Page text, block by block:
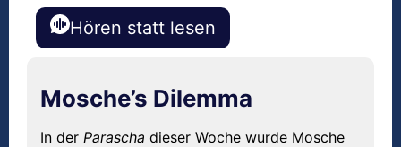
Hören statt lesen
Mosche’s Dilemma
In der Parascha dieser Woche wurde Mosche